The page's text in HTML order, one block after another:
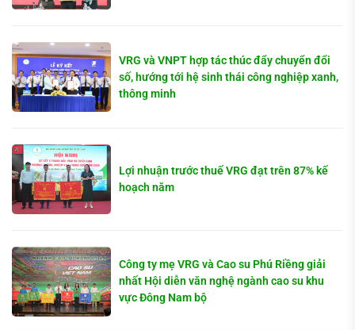
VRG và VNPT hợp tác thúc đẩy chuyển đổi
số, hướng tới hệ sinh thái công nghiệp xanh,
thông minh
Lợi nhuận trước thuế VRG đạt trên 87% kế
hoạch năm
Công ty mẹ VRG và Cao su Phú Riềng giải
nhất Hội diễn văn nghệ ngành cao su khu
vực Đông Nam bộ